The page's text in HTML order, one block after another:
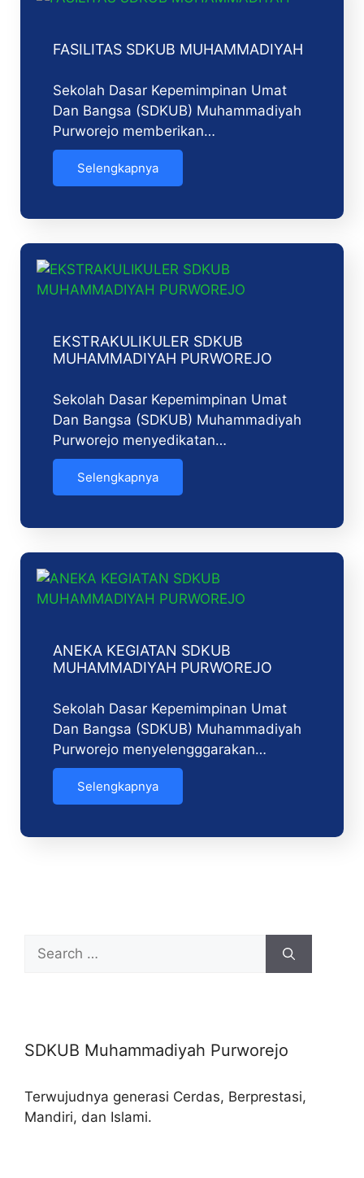
FASILITAS SDKUB MUHAMMADIYAH
Sekolah Dasar Kepemimpinan Umat
Dan Bangsa (SDKUB) Muhammadiyah
Purworejo memberikan…
Selengkapnya
EKSTRAKULIKULER SDKUB
MUHAMMADIYAH PURWOREJO
Sekolah Dasar Kepemimpinan Umat
Dan Bangsa (SDKUB) Muhammadiyah
Purworejo menyedikatan…
Selengkapnya
ANEKA KEGIATAN SDKUB
MUHAMMADIYAH PURWOREJO
Sekolah Dasar Kepemimpinan Umat
Dan Bangsa (SDKUB) Muhammadiyah
Purworejo menyelengggarakan…
Selengkapnya
SDKUB Muhammadiyah Purworejo
Terwujudnya generasi Cerdas, Berprestasi,
Mandiri, dan Islami.